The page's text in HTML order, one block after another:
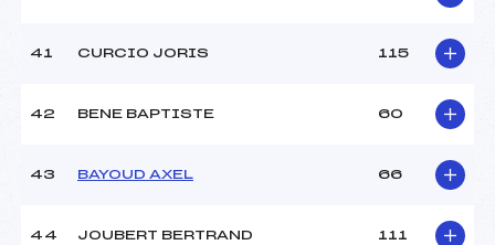
41 CURCIO JORIS 115
42 BENE BAPTISTE 60
43 BAYOUD AXEL 66
44 JOUBERT BERTRAND 111